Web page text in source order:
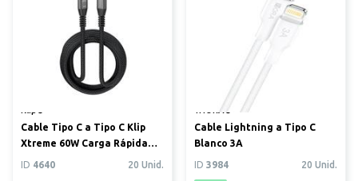
Cable Tipo C a Tipo C Klip
Xtreme 60W Carga Rápida
Trenzado 3m
ID 4640 20 Unid.
1HORA®
Cable Lightning a Tipo C
Blanco 3A
ID 3984 20 Unid.